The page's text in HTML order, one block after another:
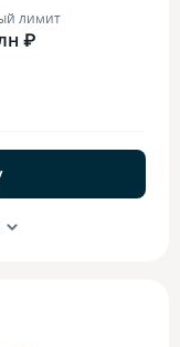
лимит
₽